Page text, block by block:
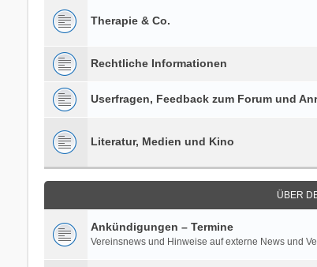
Therapie & Co.
Rechtliche Informationen
Userfragen, Feedback zum Forum und
Literatur, Medien und Kino
ÜBER
Ankündigungen – Termine
Vereinsnews und Hinweise auf externe News und